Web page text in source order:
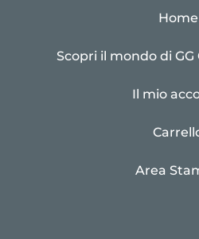
Home
Scopri il mondo di
Il mio
Area